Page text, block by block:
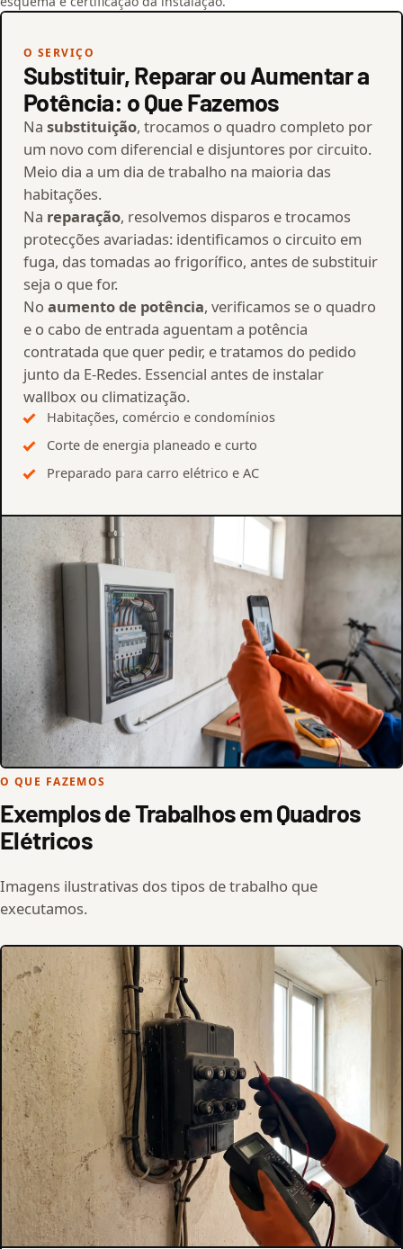
O SERVIÇO
Substituir, Reparar ou Aumentar a
Potência: o Que Fazemos
Na substituição, trocamos o quadro completo por
um novo com diferencial e disjuntores por circuito.
Meio dia a um dia de trabalho na maioria das
habitações.
Na reparação, resolvemos disparos e trocamos
protecções avariadas: identificamos o circuito em
fuga, das tomadas ao frigorífico, antes de substituir
seja o que for.
No aumento de potência, verificamos se o quadro
e o cabo de entrada aguentam a potência
contratada que quer pedir, e tratamos do pedido
junto da E-Redes. Essencial antes de instalar
wallbox ou climatização.
Habitações, comércio e condomínios
Corte de energia planeado e curto
Preparado para carro elétrico e AC
O QUE FAZEMOS
Exemplos de Trabalhos em Quadros
Elétricos
Imagens ilustrativas dos tipos de trabalho que
executamos.